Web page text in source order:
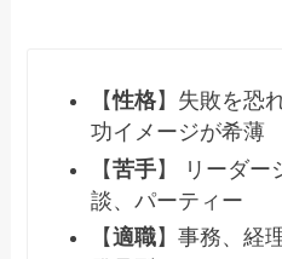
【性格】失敗を恐
功イメージが希薄
【苦手】 リーダー
談、パーティー
【適職】事務、経